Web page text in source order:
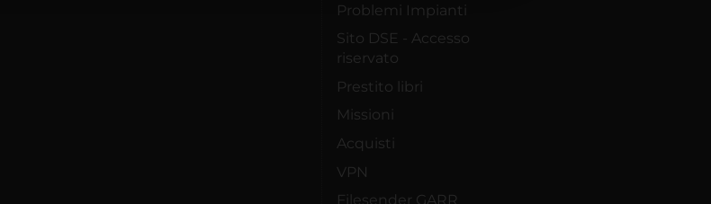
Problemi Impianti
Sito DSE - Accesso
riservato
Prestito libri
Missioni
Acquisti
VPN
Filesender GARR